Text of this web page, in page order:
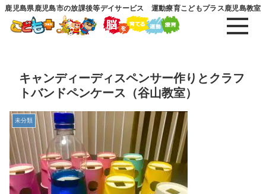
鹿児島県鹿児島市の放課後等デイサービス 運動療育こどもプラス鹿児島教室
キャンディーディスペンサー作りとクラフ
トバンドペンケース（谷山教室）
未分類